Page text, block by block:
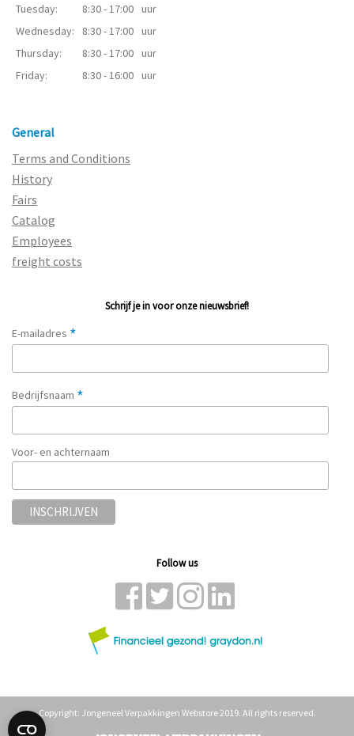
Tuesday:
8:30 - 17:00 uur
Wednesday:
8:30 - 17:00 uur
Thursday:
8:30 - 17:00 uur
Friday:
8:30 - 16:00 uur
General
Terms and Conditions
History
Fairs
Catalog
Employees
freight costs
Schrijf je in voor onze nieuwsbrief!
E-mailadres *
Bedrijfsnaam *
Voor- en achternaam
Follow us
Copyright: Jongeneel Verpakkingen Webstore 2019. All rights reserved.